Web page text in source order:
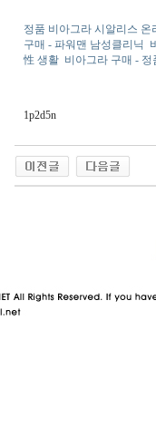
정품 비아그라 시알리스 온
구매 - 파워맨 남성클리닉
性 생활 비아그라 구매 -
1p2d5n